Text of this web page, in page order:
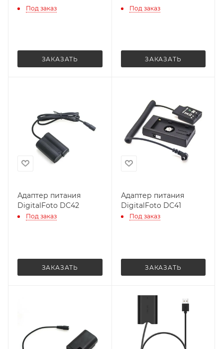
Под заказ
ЗАКАЗАТЬ
Под заказ
ЗАКАЗАТЬ
Адаптер питания
DigitalFoto DC42
Под заказ
ЗАКАЗАТЬ
Адаптер питания
DigitalFoto DC41
Под заказ
ЗАКАЗАТЬ